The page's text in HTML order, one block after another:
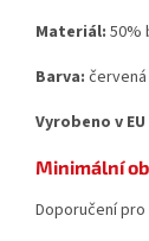
Materiál: 50%
Barva: červená
Vyrobeno v EU
Minimální
Doporučení pro